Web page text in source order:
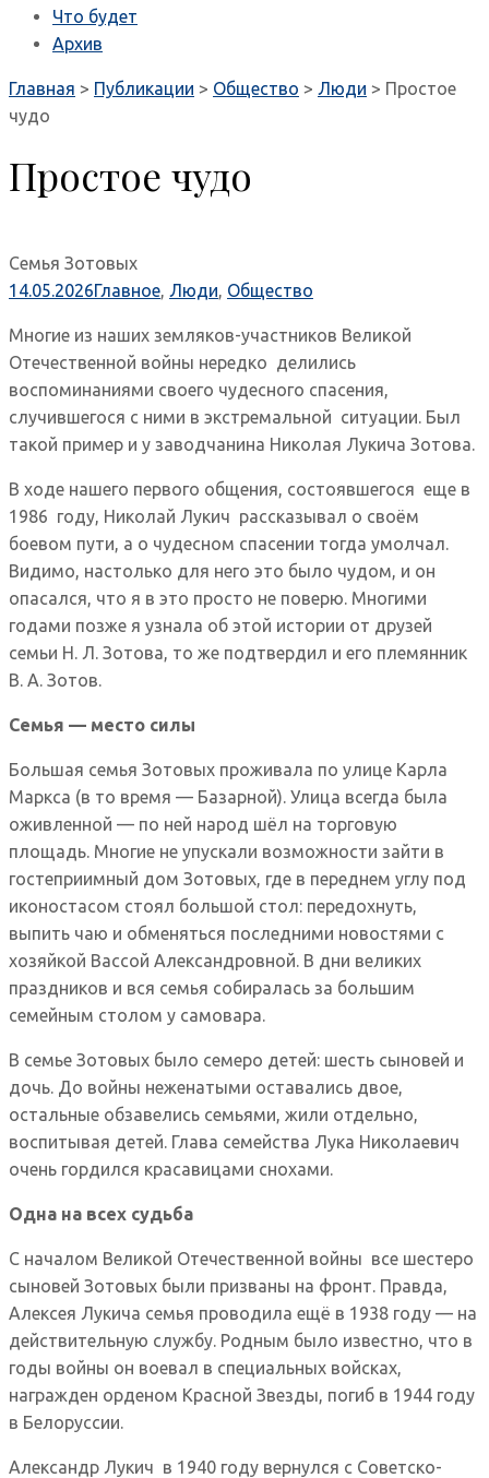
Что будет
Архив
Главная > Публикации > Общество > Люди > Простое
чудо
Простое чудо
Семья Зотовых
14.05.2026Главное, Люди, Общество
Многие из наших земляков-участников Великой
Отечественной войны нередко делились
воспоминаниями своего чудесного спасения,
случившегося с ними в экстремальной ситуации. Был
такой пример и у заводчанина Николая Лукича Зотова.
В ходе нашего первого общения, состоявшегося еще в
1986 году, Николай Лукич рассказывал о своём
боевом пути, а о чудесном спасении тогда умолчал.
Видимо, настолько для него это было чудом, и он
опасался, что я в это просто не поверю. Многими
годами позже я узнала об этой истории от друзей
семьи Н. Л. Зотова, то же подтвердил и его племянник
В. А. Зотов.
Семья — место силы
Большая семья Зотовых проживала по улице Карла
Маркса (в то время — Базарной). Улица всегда была
оживленной — по ней народ шёл на торговую
площадь. Многие не упускали возможности зайти в
гостеприимный дом Зотовых, где в переднем углу под
иконостасом стоял большой стол: передохнуть,
выпить чаю и обменяться последними новостями с
хозяйкой Вассой Александровной. В дни великих
праздников и вся семья собиралась за большим
семейным столом у самовара.
В семье Зотовых было семеро детей: шесть сыновей и
дочь. До войны неженатыми оставались двое,
остальные обзавелись семьями, жили отдельно,
воспитывая детей. Глава семейства Лука Николаевич
очень гордился красавицами снохами.
Одна на всех судьба
С началом Великой Отечественной войны все шестеро
сыновей Зотовых были призваны на фронт. Правда,
Алексея Лукича семья проводила ещё в 1938 году — на
действительную службу. Родным было известно, что в
годы войны он воевал в специальных войсках,
награжден орденом Красной Звезды, погиб в 1944 году
в Белоруссии.
Александр Лукич в 1940 году вернулся с Советско-